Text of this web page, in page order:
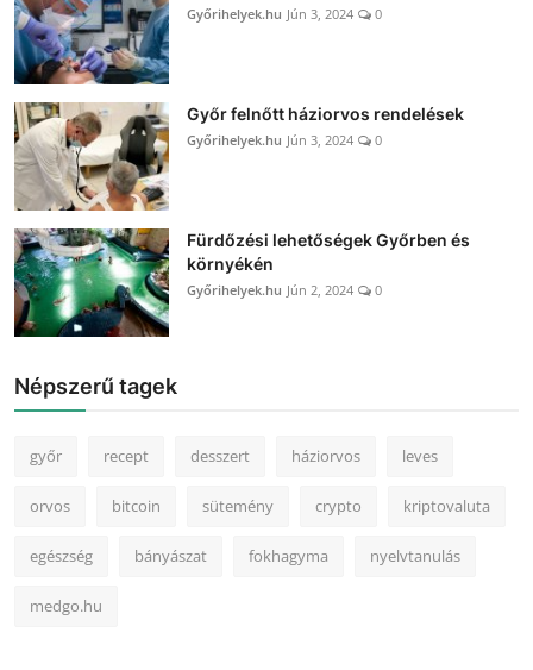
Győrihelyek.hu Jún 3, 2024 0
Győr felnőtt háziorvos rendelések
Győrihelyek.hu Jún 3, 2024 0
Fürdőzési lehetőségek Győrben és
környékén
Győrihelyek.hu Jún 2, 2024 0
Népszerű tagek
győr recept desszert háziorvos leves
orvos bitcoin sütemény crypto kriptovaluta
egészség bányászat fokhagyma nyelvtanulás
medgo.hu